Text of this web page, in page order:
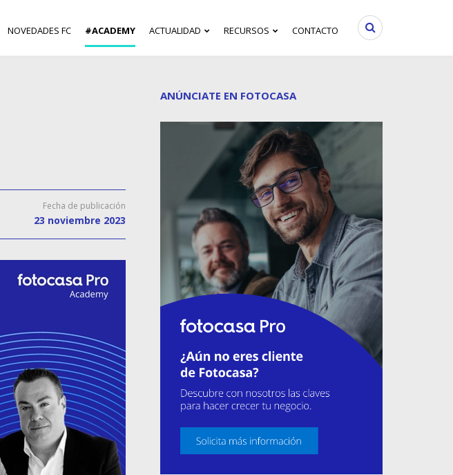
NOVEDADES FC #ACADEMY ACTUALIDAD RECURSOS CONTACTO
Fecha de publicación
23 noviembre 2023
ANÚNCIATE EN FOTOCASA